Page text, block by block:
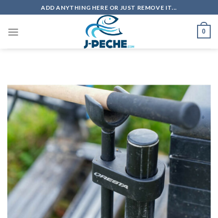
to
content
ADD ANYTHING HERE OR JUST REMOVE IT...
0